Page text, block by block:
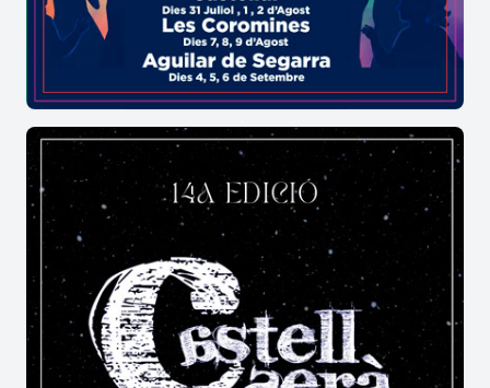
Quines activitats inclou la Festa Major
dels Hostalets de Pierola?
LaFesta Major dels Hostalets de Pierolaofereix
concerts,balls populars,cercaviles,sardanes,
espectacles familiars , animació infantil
escape
room, jocs havaneres,Correllums , activitats
culturals i àpats populars.
Hi ha activitats per a infants?
Sí. La programació inclouinflables d'aigua
de l'escuma,teatre familiar,trenet,jocs de